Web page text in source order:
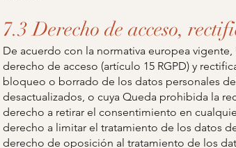
7.3 Derecho de acceso,
De acuerdo con la normativa europea vigente,
derecho de acceso (artículo 15 RGPD) y
bloqueo o borrado de los datos personales
desactualizados, o cuya Queda prohibida la
derecho a retirar el consentimiento en
derecho a limitar el tratamiento de los datos
derecho de oposición al tratamiento de los